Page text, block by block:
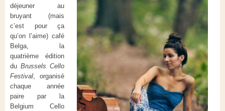
déjeuner au
bruyant (mais
c’est pour ça
qu’on l’aime) café
Belga, la
quatrième édition
du Brussels Cello
Festival, organisé
chaque année
paire par la
Belgium Cello